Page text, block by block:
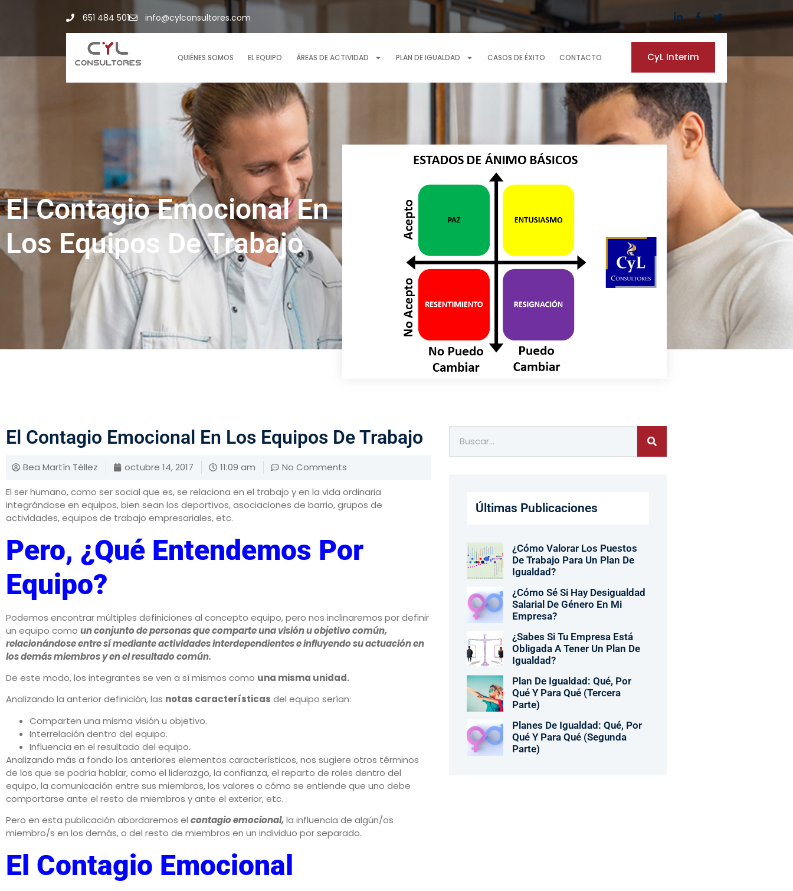
651 484 501 info@cylconsultores.com
QUIÉNES SOMOS EL EQUIPO ÁREAS DE ACTIVIDAD PLAN DE IGUALDAD CASOS DE ÉXITO CONTACTO CyL Interim
El Contagio Emocional En
Los Equipos De Trabajo
El Contagio Emocional En Los Equipos De Trabajo
Bea Martín Téllez octubre 14, 2017 11:09 am
No Comments
El ser humano, como ser social que es, se relaciona en el trabajo y en la vida ordinaria
integrándose en equipos, bien sean los deportivos, asociaciones de barrio, grupos de
actividades, equipos de trabajo empresariales, etc.
Pero, ¿qué Entendemos Por
Equipo?
Podemos encontrar múltiples definiciones al concepto equipo, pero nos inclinaremos por definir
un equipo como un conjunto de personas que comparte una visión u objetivo común,
relacionándose entre sí mediante actividades interdependientes e influyendo su actuación en
los demás miembros y en el resultado común.
De este modo, los integrantes se ven a sí mismos como una misma unidad.
Analizando la anterior definición, las notas características del equipo serían:
Comparten una misma visión u objetivo.
Interrelación dentro del equipo.
Influencia en el resultado del equipo.
Analizando más a fondo los anteriores elementos característicos, nos sugiere otros términos
de los que se podría hablar, como el liderazgo, la confianza, el reparto de roles dentro del
equipo, la comunicación entre sus miembros, los valores o cómo se entiende que uno debe
comportarse ante el resto de miembros y ante el exterior, etc.
Pero en esta publicación abordaremos el contagio emocional,la influencia de algún/os
miembro/s en los demás, o del resto de miembros en un individuo por separado.
El Contagio Emocional
Últimas Publicaciones
¿Cómo Valorar Los Puestos
De Trabajo Para Un Plan De
Igualdad?
¿Cómo Sé Si Hay Desigualdad
Salarial De Género En Mi
Empresa?
¿Sabes Si Tu Empresa Está
Obligada A Tener Un Plan De
Igualdad?
Plan De Igualdad: Qué, Por
Qué Y Para Qué (tercera
Parte)
Planes De Igualdad: Qué, Por
Qué Y Para Qué (segunda
Parte)